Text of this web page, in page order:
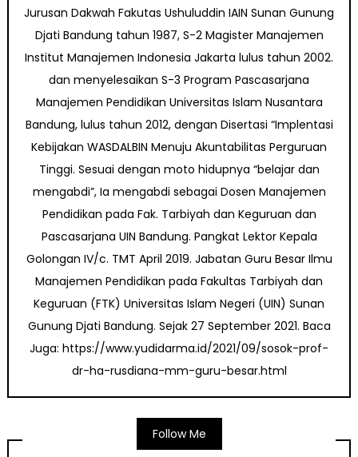
Jurusan Dakwah Fakutas Ushuluddin IAIN Sunan Gunung
Djati Bandung tahun 1987, S-2 Magister Manajemen
Institut Manajemen Indonesia Jakarta lulus tahun 2002.
dan menyelesaikan S-3 Program Pascasarjana
Manajemen Pendidikan Universitas Islam Nusantara
Bandung, lulus tahun 2012, dengan Disertasi “Implentasi
Kebijakan WASDALBIN Menuju Akuntabilitas Perguruan
Tinggi. Sesuai dengan moto hidupnya “belajar dan
mengabdi”, Ia mengabdi sebagai Dosen Manajemen
Pendidikan pada Fak. Tarbiyah dan Keguruan dan
Pascasarjana UIN Bandung. Pangkat Lektor Kepala
Golongan IV/c. TMT April 2019. Jabatan Guru Besar Ilmu
Manajemen Pendidikan pada Fakultas Tarbiyah dan
Keguruan (FTK) Universitas Islam Negeri (UIN) Sunan
Gunung Djati Bandung. Sejak 27 September 2021. Baca
Juga: https://www.yudidarma.id/2021/09/sosok-prof-
dr-ha-rusdiana-mm-guru-besar.html
Follow Me